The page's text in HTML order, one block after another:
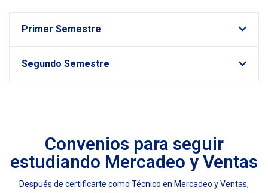
Primer Semestre
Segundo Semestre
Convenios para seguir
estudiando Mercadeo y Ventas
Después de certificarte como Técnico en Mercadeo y Ventas,